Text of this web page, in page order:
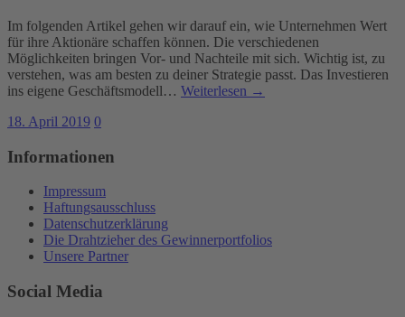
Im folgenden Artikel gehen wir darauf ein, wie Unternehmen Wert
für ihre Aktionäre schaffen können. Die verschiedenen
Möglichkeiten bringen Vor- und Nachteile mit sich. Wichtig ist, zu
verstehen, was am besten zu deiner Strategie passt. Das Investieren
ins eigene Geschäftsmodell… Weiterlesen →
18. April 2019 0
Informationen
Impressum
Haftungsausschluss
Datenschutzerklärung
Die Drahtzieher des Gewinnerportfolios
Unsere Partner
Social Media